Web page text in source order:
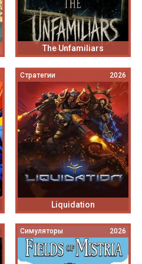
The Unfamiliars
Стратегии 2026
Liquidation
Симуляторы 2026